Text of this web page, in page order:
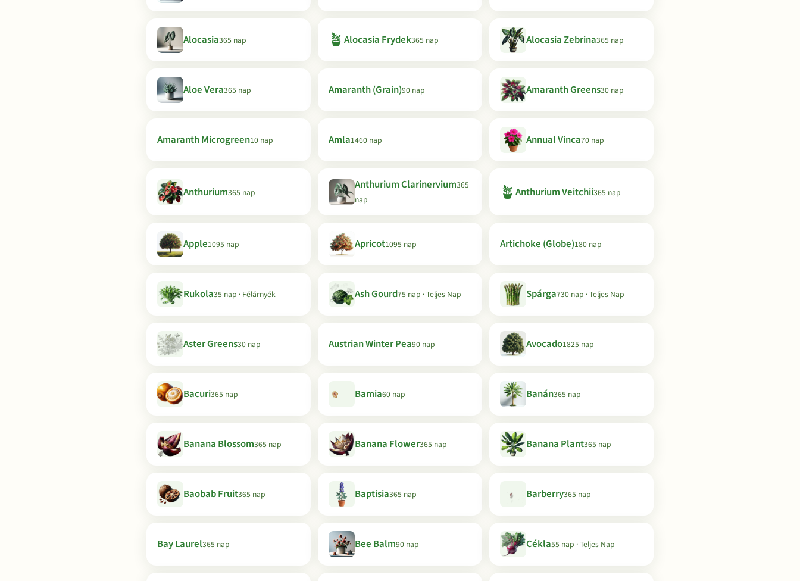
Alocasia365 nap 🪴 Alocasia Frydek365 nap Alocasia Zebrina365 nap
Aloe Vera365 nap Amaranth (Grain)90 nap Amaranth Greens30 nap
Amaranth Microgreen10 nap Amla1460 nap Annual Vinca70 nap
Anthurium365 nap
Anthurium Clarinervium365
nap
🪴 Anthurium Veitchii365 nap
Apple1095 nap Apricot1095 nap Artichoke (Globe)180 nap
Rukola35 nap · Félárnyék Ash Gourd75 nap · Teljes Nap Spárga730 nap · Teljes Nap
Aster Greens30 nap Austrian Winter Pea90 nap Avocado1825 nap
Bacuri365 nap Bamia60 nap Banán365 nap
Banana Blossom365 nap Banana Flower365 nap Banana Plant365 nap
Baobab Fruit365 nap Baptisia365 nap Barberry365 nap
Bay Laurel365 nap Bee Balm90 nap Cékla55 nap · Teljes Nap